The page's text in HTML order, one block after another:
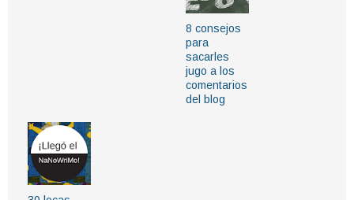
8 consejos
para
sacarles
jugo a los
comentarios
del blog